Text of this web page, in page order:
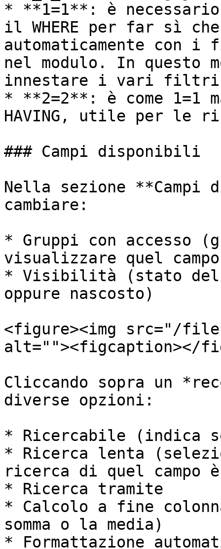
* **1=1**: è
il WHERE per far sì
automaticamente
nel modulo. In questo
innestare i vari filtri
* **2=2**: è come 1=1
HAVING, utile per le
### Campi disponibili
Nella sezione
cambiare:
* Gruppi con accesso
visualizzare quel
* Visibilità (stato del
oppure nascosto)
<figure><img src="/files/
alt=""><figcaption></
Cliccando sopra un
diverse opzioni:
* Ricercabile (indica
* Ricerca lenta
ricerca di quel campo
* Ricerca tramite
* Calcolo a fine
somma o la media)
* Formattazione